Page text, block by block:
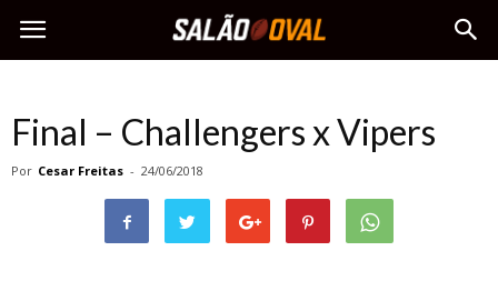
Final – Challengers x Vipers
Por Cesar Freitas - 24/06/2018